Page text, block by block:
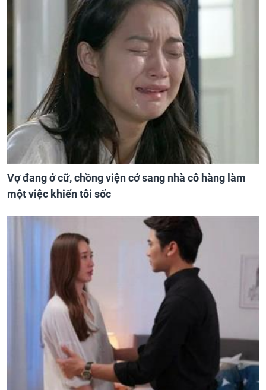
Vợ đang ở cữ, chồng viện cớ sang nhà cô hàng làm
một việc khiến tôi sốc